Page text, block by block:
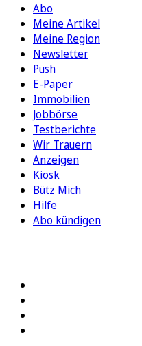
Abo
Meine Artikel
Meine Region
Newsletter
Push
E-Paper
Immobilien
Jobbörse
Testberichte
Wir Trauern
Anzeigen
Kiosk
Bütz Mich
Hilfe
Abo kündigen